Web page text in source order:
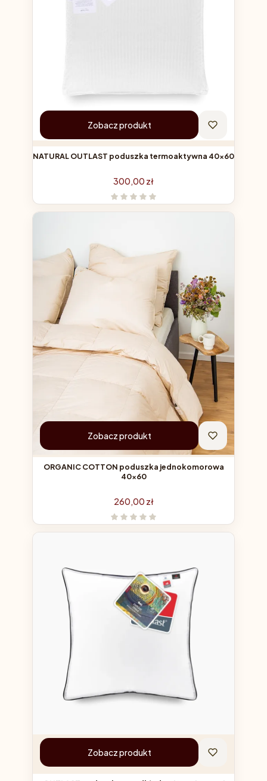
Zobacz produkt
NATURAL OUTLAST poduszka termoaktywna 40x60
Cena
300,00 zł
Zobacz produkt
ORGANIC COTTON poduszka jednokomorowa
40x60
Cena
260,00 zł
Zobacz produkt